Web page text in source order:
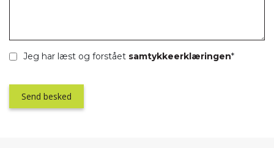
Jeg har læst og forstået samtykkeerklæringen*